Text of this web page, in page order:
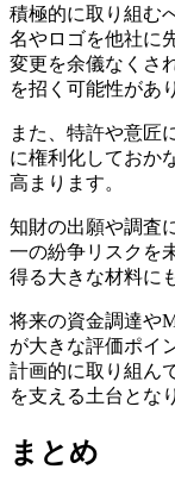
積極的に取り組む
名やロゴを他社に
変更を余儀なくさ
を招く可能性があ
また、特許や意匠
に権利化しておか
高まります。
知財の出願や調査
一の紛争リスクを
得る大きな材料に
将来の資金調達や
が大きな評価ポイ
計画的に取り組ん
を支える土台とな
まとめ